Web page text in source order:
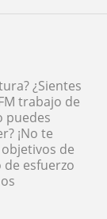
¿Sientes
trabajo de
puedes
¡No te
de
esfuerzo